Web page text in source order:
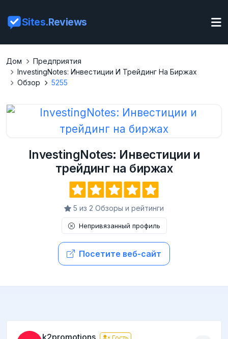
Sites.Reviews
Дом
Предприятия
InvestingNotes: Инвестиции И Трейдинг На Биржах
Обзор
5255
InvestingNotes: Инвестиции и
трейдинг на биржах
5 из 2 Обзоры и рейтинги
Непривязанный профиль
Посетите веб-сайт
k2promotions